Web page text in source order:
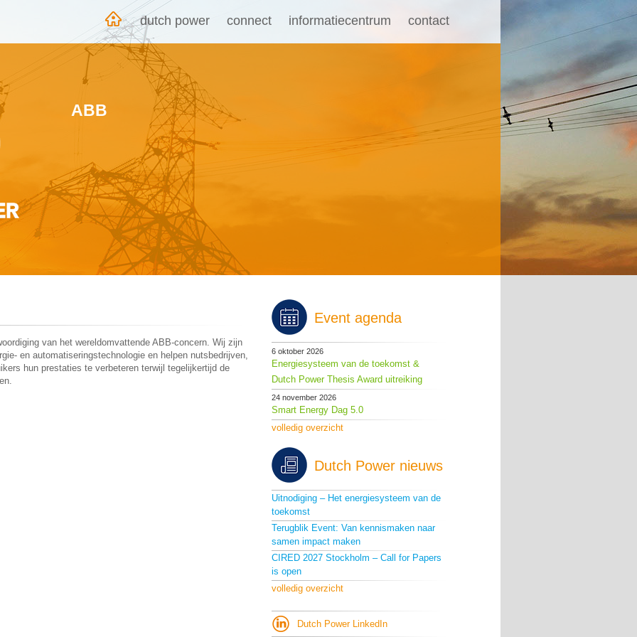
dutch power connect informatiecentrum contact
ABB
van het wereldomvattende ABB-concern. Wij zijn
en automatiseringstechnologie en helpen nutsbedrijven,
hun prestaties te verbeteren terwijl tegelijkertijd de
Event agenda
6 oktober 2026
Energiesysteem van de toekomst &
Dutch Power Thesis Award uitreiking
24 november 2026
Smart Energy Dag 5.0
volledig overzicht
Dutch Power nieuws
Uitnodiging – Het energiesysteem van de
toekomst
Terugblik Event: Van kennismaken naar
samen impact maken
CIRED 2027 Stockholm – Call for Papers
is open
volledig overzicht
Dutch Power LinkedIn